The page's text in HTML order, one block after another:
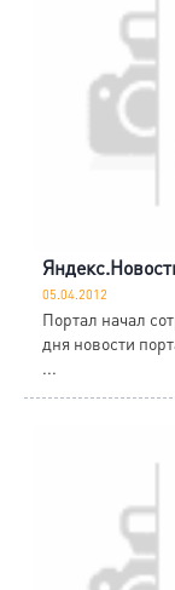
05.04.2012
Портал начал
дня новости
...